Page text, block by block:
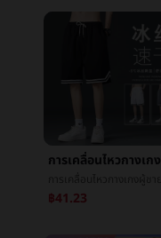
฿41.23